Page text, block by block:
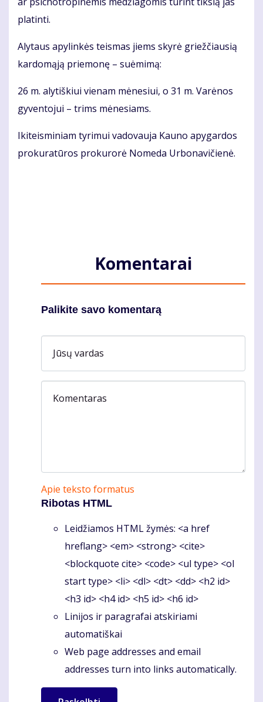
platinti.
Alytaus apylinkės teismas jiems skyrė griežčiausią
kardomąją priemonę – suėmimą:
26 m. alytiškiui vienam mėnesiui, o 31 m. Varėnos
gyventojui – trims mėnesiams.
Ikiteisminiam tyrimui vadovauja Kauno apygardos
prokuratūros prokurorė Nomeda Urbonavičienė.
Komentarai
Palikite savo komentarą
Jūsų vardas
Komentaras
Apie teksto formatus
Ribotas HTML
Leidžiamos HTML žymės: <a href
hreflang> <em> <strong> <cite>
<blockquote cite> <code> <ul type> <ol
start type> <li> <dl> <dt> <dd> <h2 id>
<h3 id> <h4 id> <h5 id> <h6 id>
Linijos ir paragrafai atskiriami
automatiškai
Web page addresses and email
addresses turn into links automatically.